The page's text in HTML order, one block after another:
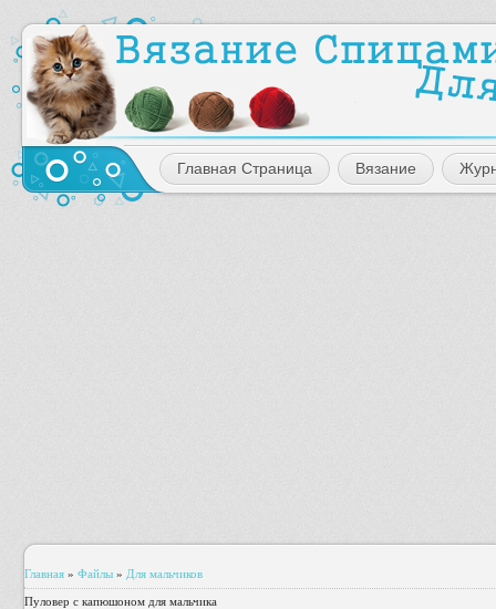
Главная Страница Вязание
Главная » Файлы » Для мальчиков
Пуловер с капюшоном для мальчика